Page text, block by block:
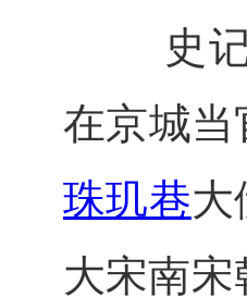
史记
在京城当
珠玑巷大
大宋南宋